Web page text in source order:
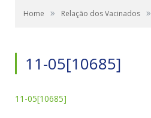
Home » Relação dos Vacinados »
11-05[10685]
11-05[10685]